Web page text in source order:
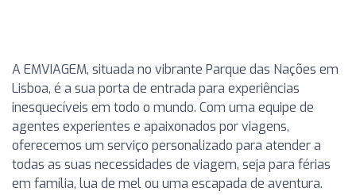
A EMVIAGEM, situada no vibrante Parque das Nações em
Lisboa, é a sua porta de entrada para experiências
inesquecíveis em todo o mundo. Com uma equipe de
agentes experientes e apaixonados por viagens,
oferecemos um serviço personalizado para atender a
todas as suas necessidades de viagem, seja para férias
em família, lua de mel ou uma escapada de aventura.